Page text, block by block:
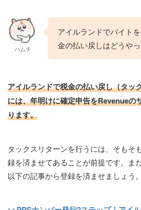
ハムチ
アイルランドでバイト
金の払い戻しはどうや
アイルランドで税金の払い戻し（タッ
には、年明けに確定申告をRevenueの
ります。
タックスリターンを行うには、そもそ
録を済ませてあることが前提です。ま
以下の記事から登録を済ませましょう。